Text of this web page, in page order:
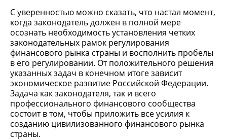
С уверенностью можно сказать, что настал момент,
когда законодатель должен в полной мере
осознать необходимость установления четких
законодательных рамок регулирования
финансового рынка страны и восполнить пробелы
в его регулировании. От положительного решения
указанных задач в конечном итоге зависит
экономическое развитие Российской Федерации.
Задача как законодателя, так и всего
профессионального финансового сообщества
состоит в том, чтобы приложить все усилия к
созданию цивилизованного финансового рынка
страны.